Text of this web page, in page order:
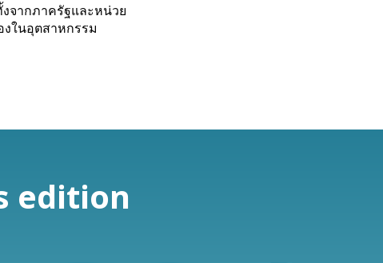
จากภาครัฐและหน่วย
งในอุตสาหกรรม
edition